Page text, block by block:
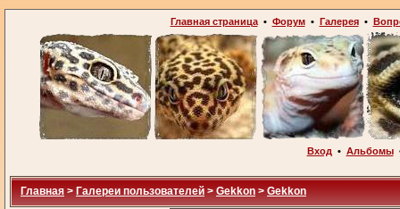
Главная страница• Форум• Галерея•
Вход • Альбомы
Главная > Галереи пользователей > Gekkon > Gekkon